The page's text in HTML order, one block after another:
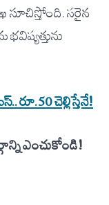
సరైన
రూ.50 చెల్లిస్తేనే!
ఎంచుకోండి!